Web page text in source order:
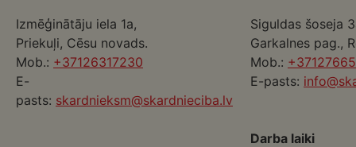
Izmēģinātāju iela 1a,
Priekuļi, Cēsu novads.
Mob.: +37126317230
E-
pasts: skardnieksm@skardnieciba.lv
Siguldas šoseja
Garkalnes pag.,
Mob.:
E-pasts:
Darba laiki